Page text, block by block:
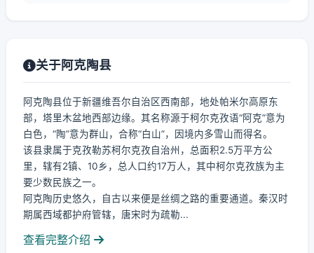
关于阿克陶县
阿克陶县位于新疆维吾尔自治区西南部，地处帕米尔高原东
部，塔里木盆地西部边缘。其名称源于柯尔克孜语“阿克”意为
白色，“陶”意为群山，合称“白山”，因境内多雪山而得名。
该县隶属于克孜勒苏柯尔克孜自治州，总面积2.5万平方公
里，辖有2镇、10乡，总人口约17万人，其中柯尔克孜族为主
要少数民族之一。
阿克陶历史悠久，自古以来便是丝绸之路的重要通道。秦汉时
期属西域都护府管辖，唐宋时为疏勒...
查看完整介绍